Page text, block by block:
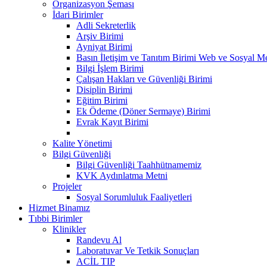
Organizasyon Şeması
İdari Birimler
Adli Sekreterlik
Arşiv Birimi
Ayniyat Birimi
Basın İletişim ve Tanıtım Birimi Web ve Sosyal
Bilgi İşlem Birimi
Çalışan Hakları ve Güvenliği Birimi
Disiplin Birimi
Eğitim Birimi
Ek Ödeme (Döner Sermaye) Birimi
Evrak Kayıt Birimi
Kalite Yönetimi
Bilgi Güvenliği
Bilgi Güvenliği Taahhütnamemiz
KVK Aydınlatma Metni
Projeler
Sosyal Sorumluluk Faaliyetleri
Hizmet Binamız
Tıbbi Birimler
Klinikler
Randevu Al
Laboratuvar Ve Tetkik Sonuçları
ACİL TIP